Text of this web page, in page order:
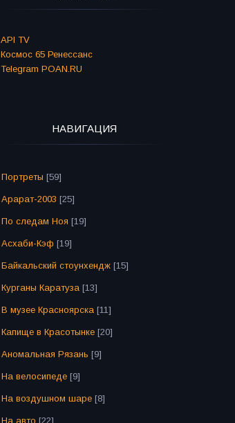
API TV
Космос 65 Ренессанс
Telegram POAN.RU
НАВИГАЦИЯ
Портреты [59]
Арарат-2003 [25]
По следам Ноя [19]
Асхаби-Кэф [19]
Байкальский стоунхендж [15]
Курганы Каратуза [13]
В музее Красноярска [11]
Капище в Красотынке [20]
Аномальная Рязань [9]
На велосипеде [9]
На воздушном шаре [8]
На авто [22]